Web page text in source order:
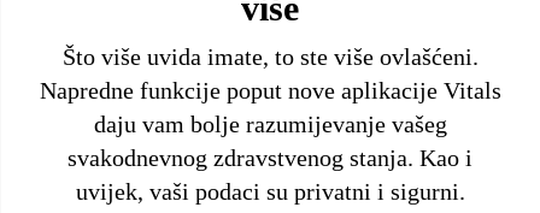
Što više uvida imate, to ste više ovlašćeni.
Napredne funkcije poput nove aplikacije Vitals
daju vam bolje razumijevanje vašeg
svakodnevnog zdravstvenog stanja. Kao i
uvijek, vaši podaci su privatni i sigurni.